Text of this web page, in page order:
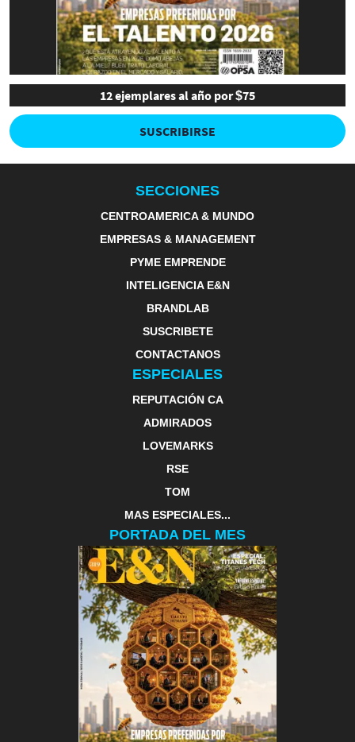
12 ejemplares al año por $75
SUSCRIBIRSE
SECCIONES
CENTROAMERICA & MUNDO
EMPRESAS & MANAGEMENT
PYME EMPRENDE
INTELIGENCIA E&N
BRANDLAB
SUSCRIBETE
CONTACTANOS
ESPECIALES
REPUTACIÓN CA
ADMIRADOS
LOVEMARKS
RSE
TOM
MAS ESPECIALES...
PORTADA DEL MES